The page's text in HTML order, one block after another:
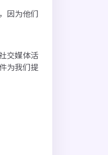
因为他们
交媒体活
为我们提